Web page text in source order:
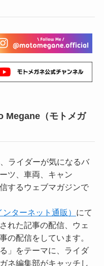
Megane（モトメガ
ライダーが気になるバ
ツ、車両、キャン
するウェブマガジンで
ターネット通販） にて
れた記事の配信、ウェ
の配信をしています。
」をテーマに、ライダ
ネ編集部がキャッチし